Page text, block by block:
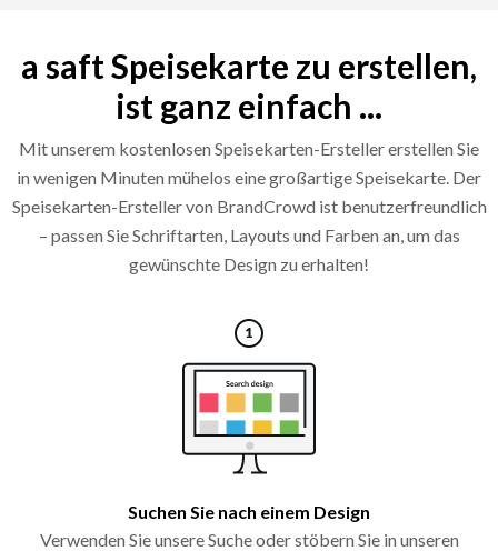
a saft Speisekarte zu erstellen,
ist ganz einfach ...
Mit unserem kostenlosen Speisekarten-Ersteller erstellen Sie
in wenigen Minuten mühelos eine großartige Speisekarte. Der
Speisekarten-Ersteller von BrandCrowd ist benutzerfreundlich
– passen Sie Schriftarten, Layouts und Farben an, um das
gewünschte Design zu erhalten!
Suchen Sie nach einem Design
Verwenden Sie unsere Suche oder stöbern Sie in unseren